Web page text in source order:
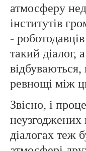
атмосферу
інститутів
-
такий діалог,
ревнощі між
Звісно, і
неузгоджених
діалогах теж